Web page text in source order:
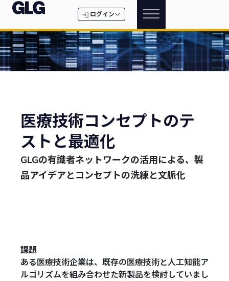
ログイン
医療技術コンセプトのテ
ストと最適化
GLGの有識者ネットワークの活用による、製
品アイデアとコンセプトの洗練と文脈化
課題
ある医療技術企業は、既存の医療技術と人工知能ア
ルゴリズムを組み合わせた新製品を検討していまし